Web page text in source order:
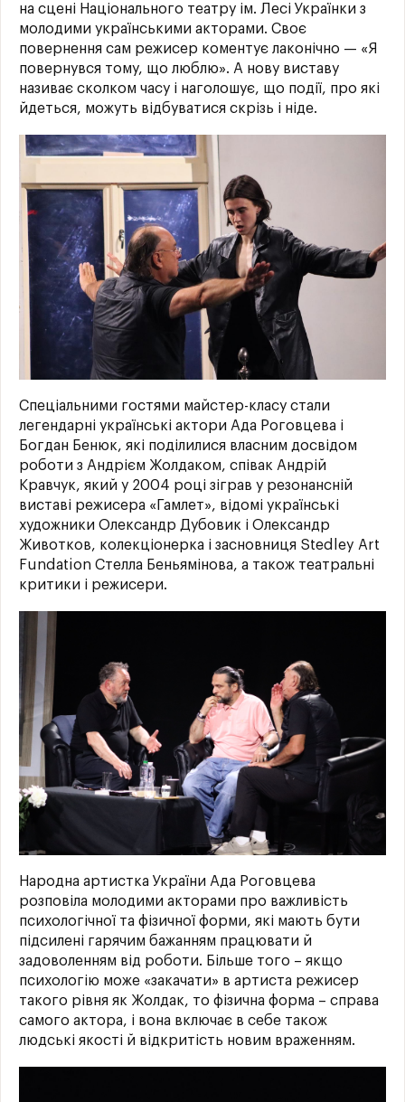
на сцені Національного театру ім. Лесі Українки з
молодими українськими акторами. Своє
повернення сам режисер коментує лаконічно — «Я
повернувся тому, що люблю». А нову виставу
називає сколком часу і наголошує, що події, про які
йдеться, можуть відбуватися скрізь і ніде.
Спеціальними гостями майстер-класу стали
легендарні українські актори Ада Роговцева і
Богдан Бенюк, які поділилися власним досвідом
роботи з Андрієм Жолдаком, співак Андрій
Кравчук, який у 2004 році зіграв у резонансній
виставі режисера «Гамлет», відомі українські
художники Олександр Дубовик і Олександр
Животков, колекціонерка і засновниця Stedley Art
Fundation Стелла Беньямінова, а також театральні
критики і режисери.
Народна артистка України Ада Роговцева
розповіла молодими акторами про важливість
психологічної та фізичної форми, які мають бути
підсилені гарячим бажанням працювати й
задоволенням від роботи. Більше того – якщо
психологію може «закачати» в артиста режисер
такого рівня як Жолдак, то фізична форма – справа
самого актора, і вона включає в себе також
людські якості й відкритість новим враженням.